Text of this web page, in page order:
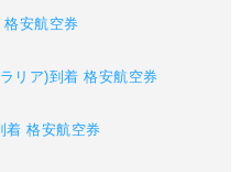
格安航空券
リア)到着 格安航空券
着 格安航空券